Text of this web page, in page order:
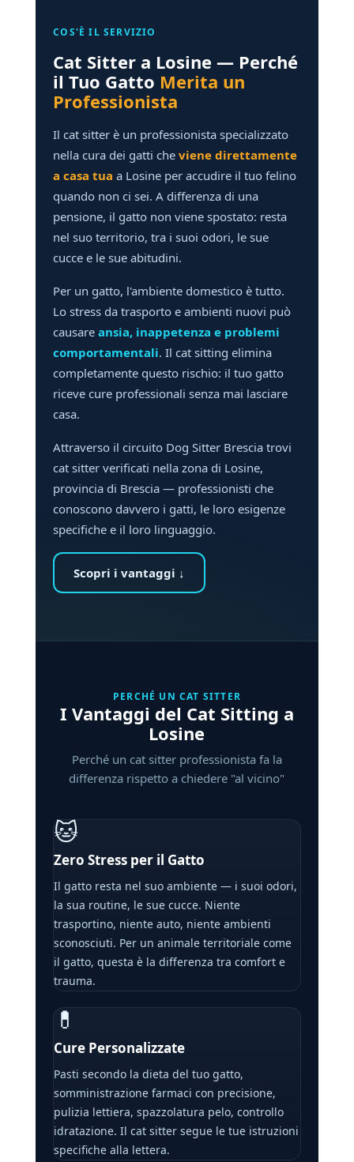
COS'È IL SERVIZIO
Cat Sitter a Losine — Perché
il Tuo Gatto Merita un
Professionista
Il cat sitter è un professionista specializzato
nella cura dei gatti cheviene direttamente
a casa tua a Losine per accudire il tuo felino
quando non ci sei. A differenza di una
pensione, il gatto non viene spostato: resta
nel suo territorio, tra i suoi odori, le sue
cucce e le sue abitudini.
Per un gatto, l'ambiente domestico è tutto.
Lo stress da trasporto e ambienti nuovi può
causareansia, inappetenza e problemi
comportamentali. Il cat sitting elimina
completamente questo rischio: il tuo gatto
riceve cure professionali senza mai lasciare
casa.
Attraverso il circuito Dog Sitter Brescia trovi
cat sitter verificati nella zona di Losine,
provincia di Brescia — professionisti che
conoscono davvero i gatti, le loro esigenze
specifiche e il loro linguaggio.
Scopri i vantaggi ↓
PERCHÉ UN CAT SITTER
I Vantaggi del Cat Sitting a
Losine
Perché un cat sitter professionista fa la
differenza rispetto a chiedere "al vicino"
🐱
Zero Stress per il Gatto
Il gatto resta nel suo ambiente — i suoi odori,
la sua routine, le sue cucce. Niente
trasportino, niente auto, niente ambienti
sconosciuti. Per un animale territoriale come
il gatto, questa è la differenza tra comfort e
trauma.
💊
Cure Personalizzate
Pasti secondo la dieta del tuo gatto,
somministrazione farmaci con precisione,
pulizia lettiera, spazzolatura pelo, controllo
idratazione. Il cat sitter segue le tue istruzioni
specifiche alla lettera.